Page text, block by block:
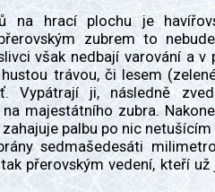
na hrací plochu je
zubrem to
však nedbají varování a v
trávou, či lesem
Vypátrají ji, následně
majestátního zubra.
palbu po nic
sedmašedesáti
přerovským vedení, kteří už